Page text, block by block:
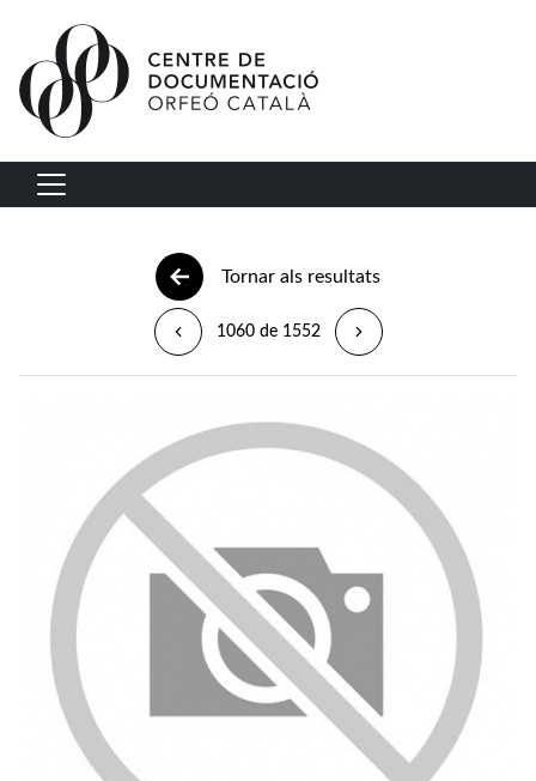
Vés al contingut
Navegació principal
Tornar als resultats
1060 de 1552